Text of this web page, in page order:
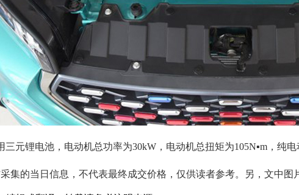
锂电池，电动机总功率为30kW，电动机总扭矩为105N▪m，纯电
的当日信息，不代表最终成交价格，仅供读者参考。另，文中图